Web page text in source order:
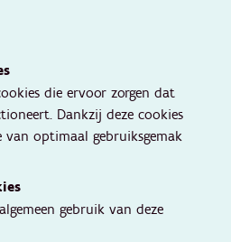
die ervoor zorgen dat
Dankzij deze cookies
optimaal gebruiksgemak
gebruik van deze